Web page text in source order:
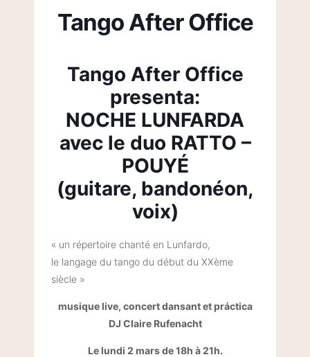
Tango After Office
Tango After Office
presenta:
NOCHE LUNFARDA
avec le duo RATTO –
POUYÉ
(guitare, bandonéon,
voix)
« un répertoire chanté en Lunfardo,
le langage du tango du début du XXème
siècle »
musique live, concert dansant et práctica
DJ Claire Rufenacht
Le lundi 2 mars de18h à 21h.